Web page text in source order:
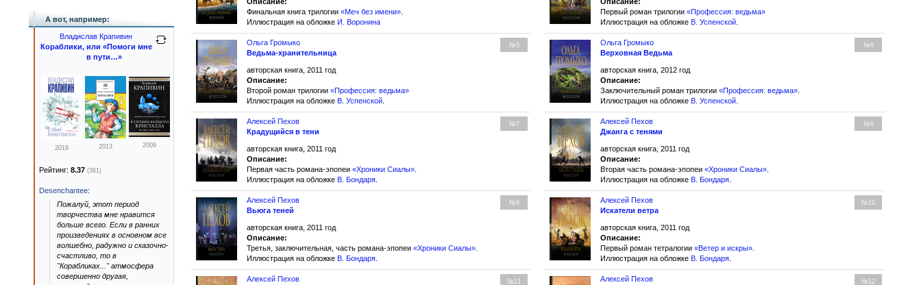
Финальная книга трилогии «Меч без имени»
Иллюстрация на обложке И. Воронина
Первый роман трилогии «Профессия: ведьма»
Иллюстрация на обложке В. Успенской
Ольга Громыко №5
Ведьма-хранительница
авторская книга, 2011 год
Описание:
Второй роман трилогии «Профессия: ведьма»
Иллюстрация на обложке В. Успенской
Ольга Громыко №6
Верховная Ведьма
авторская книга, 2012 год
Описание:
Заключительный роман трилогии «Профессия: ведьма»
Иллюстрация на обложке В. Успенской
Алексей Пехов №7
Крадущийся в тени
авторская книга, 2011 год
Описание:
Первая часть романа-эпопеи «Хроники Сиалы»
Иллюстрация на обложке В. Бондаря
Алексей Пехов №8
Джанга с тенями
авторская книга, 2011 год
Описание:
Вторая часть романа-эпопеи «Хроники Сиалы»
Иллюстрация на обложке В. Бондаря
Алексей Пехов №9
Вьюга теней
авторская книга, 2011 год
Описание:
Третья, заключительная, часть романа-эпопеи «Хроники Сиалы»
Иллюстрация на обложке В. Бондаря
Алексей Пехов №10
Искатели ветра
авторская книга, 2011 год
Описание:
Первый роман тетралогии «Ветер и искры»
Иллюстрация на обложке В. Бондаря
Алексей Пехов №11 Алексей Пехов №12
А вот, например:
Владислав Крапивин
Кораблики, или «Помоги мне
в пути…»
2019 2013 2009
Рейтинг: 8.37 (361)
Desenchantee:
Пожалуй, этот период
творчества мне нравится
больше всего. Если в ранних
произведениях в основном все
волшебно, радужно и сказочно-
счастливо, то в
"Корабликах..." атмосфера
совершенно другая,